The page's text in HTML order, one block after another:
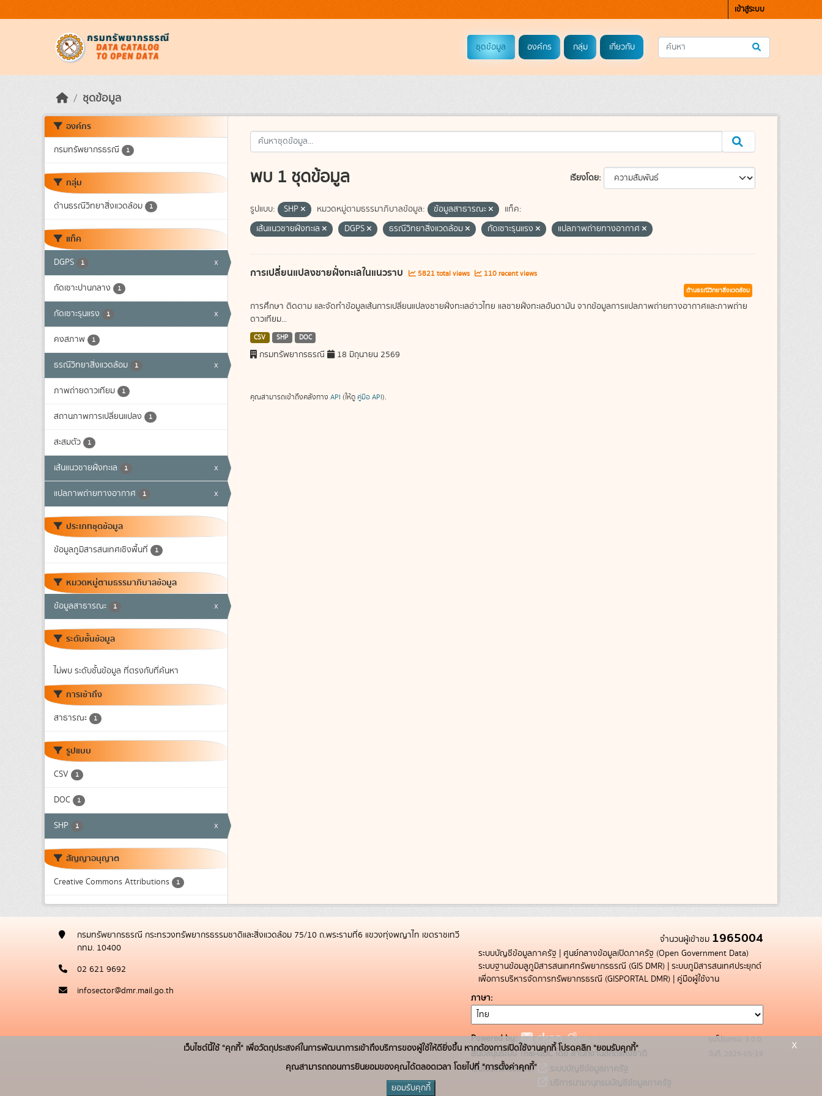
เข้าสู่ระบบ
ชุดข้อมูล องค์กร กลุ่ม เกี่ยวกับ
ชุดข้อมูล
องค์กร
กรมทรัพยากรธรณี 1
กลุ่ม
ด้านธรณีวิทยาสิ่งแวดล้อม 1
แท็ค
DGPS 1 x
กัดเซาะปานกลาง 1
กัดเซาะรุนแรง 1 x
คงสภาพ 1
ธรณีวิทยาสิ่งแวดล้อม 1 x
ภาพถ่ายดาวเทียม 1
สถานภาพการเปลี่ยนแปลง 1
สะสมตัว 1
เส้นแนวชายฝั่งทะเล 1 x
แปลภาพถ่ายทางอากาศ 1 x
ประเภทชุดข้อมูล
ข้อมูลภูมิสารสนเทศเชิงพื้นที่ 1
หมวดหมู่ตามธรรมาภิบาลข้อมูล
ข้อมูลสาธารณะ 1 x
ระดับชั้นข้อมูล
ไม่พบ ระดับชั้นข้อมูล ที่ตรงกับที่ค้นหา
การเข้าถึง
สาธารณะ 1
รูปแบบ
CSV 1
DOC 1
SHP 1 x
สัญญาอนุญาต
Creative Commons Attributions 1
เรียงโดย
พบ 1 ชุดข้อมูล
รูปแบบ: SHP หมวดหมู่ตามธรรมาภิบาลข้อมูล: ข้อมูลสาธารณะ
แท็ค:
เส้นแนวชายฝั่งทะเล
DGPS ธรณีวิทยาสิ่งแวดล้อม กัดเซาะรุนแรง แปลภาพถ่ายทางอากาศ
การเปลี่ยนแปลงชายฝั่งทะเลในแนวราบ 5821 total views 110 recent views
ด้านธรณีวิทยาสิ่งแวดล้อม
การศึกษา ติดตาม และจัดทำข้อมูลเส้นการเปลี่ยนแปลงชายฝั่งทะเลอ่าวไทย แลชายฝั่งทะเลอันดามัน จากข้อมูลการแปลภาพถ่ายทางอากาศและภาพถ่าย
ดาวเทียม...
CSV SHP DOC
กรมทรัพยากรธรณี 18 มิถุนายน 2569
คุณสามารถเข้าถึงคลังทาง API (ให้ดู คู่มือ API).
กรมทรัพยากรธรณี กระทรวงทรัพยากรธรรมชาติและสิ่งแวดล้อม 75/10 ถ.พระรามที่6 แขวงทุ่งพญาไท เขตราชเทวี
กทม. 10400
02 621 9692
infosector@dmr.mail.go.th
จำนวนผู้เข้าชม 1965004
ระบบบัญชีข้อมูลภาครัฐ | ศูนย์กลางข้อมูลเปิดภาครัฐ (Open Government Data)
ระบบฐานข้อมลูภูมิสารสนเทศทรัพยากรธรณี (GIS DMR) | ระบบภูมิสารสนเทศประยุกต์
เพื่อการบริหารจัดการทรัพยากรธรณี (GISPORTAL DMR) | คู่มือผู้ใช้งาน
ภาษา
Powered by:
สนับสนุนระบบ Thai-GDC โดย สำนักงานสถิติแห่งชาติ
เว็บไซต์ที่เกี่ยวข้อง:
ระบบบัญชีข้อมูลภาครัฐ
บริการนามานุกรมบัญชีข้อมูลภาครัฐ
รุ่นโปรแกรม: 3.0.0
วันที่: 2025-05-19
เว็บไซต์นี้ใช้ "คุกกี้" เพื่อวัตถุประสงค์ในการพัฒนาการเข้าถึงบริการของผู้ใช้ให้ดียิ่งขึ้น หากต้องการเปิดใช้งานคุกกี้ โปรดคลิก "ยอมรับคุกกี้"
คุณสามารถถอนการยินยอมของคุณได้ตลอดเวลา โดยไปที่ "การตั้งค่าคุกกี้"
ยอมรับคุกกี้
x